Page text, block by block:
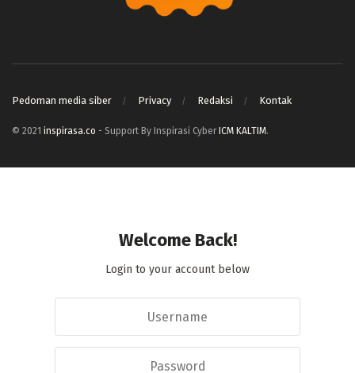
Pedoman media siber Privacy Redaksi Kontak
© 2021 inspirasa.co - Support By Inspirasi Cyber ICM KALTIM.
Welcome Back!
Login to your account below